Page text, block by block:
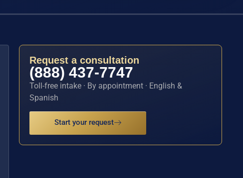
Request a consultation
(888) 437-7747
Toll-free intake · By appointment · English &
Spanish
Start your request